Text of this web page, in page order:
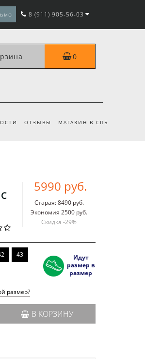
8 (911) 905-56-03
0
ОТЗЫВЫ МАГАЗИН В СПБ
5990 руб.
Старая:8490 руб.
Экономия 2500 руб.
Скидка -29%
43
Идут
размер в
размер
размер?
В КОРЗИНУ